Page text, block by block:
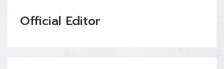
Official Editor